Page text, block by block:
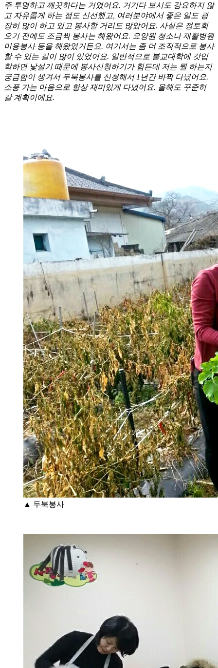
주 투명하고 깨끗하다는 거였어요. 거기다 보시도 강요하지 않
고 자유롭게 하는 점도 신선했고, 여러분야에서 좋은 일도 굉
장히 많이 하고 있고 봉사할 거리도 많았어요. 사실은 정토회
오기 전에도 조금씩 봉사는 해왔어요. 요양원 청소나 재활병원
미용봉사 등을 해왔었거든요. 여기서는 좀 더 조직적으로 봉사
할 수 있는 길이 많이 있었어요. 일반적으로 불교대학에 갓입
학하면 낯설기 때문에 봉사신청하기가 힘든데 저는 뭘 하는지
궁금함이 생겨서 두북봉사를 신청해서 1년간 바짝 다녔어요.
소풍 가는 마음으로 항상 재미있게 다녔어요. 올해도 꾸준히
갈 계획이에요.
▲ 두북봉사